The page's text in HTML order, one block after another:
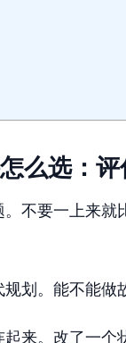
么选：评
不要一上来就
划。能不能做
来。改了一